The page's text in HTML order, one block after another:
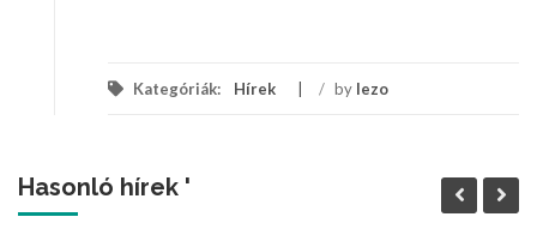
Kategóriák: Hírek / by lezo
Hasonló hírek '